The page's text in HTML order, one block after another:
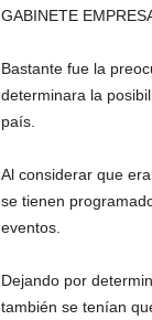
GABINETE
Bastante fue la
determinara la
país.
Al considerar que
se tienen
eventos.
Dejando por
también se tenían